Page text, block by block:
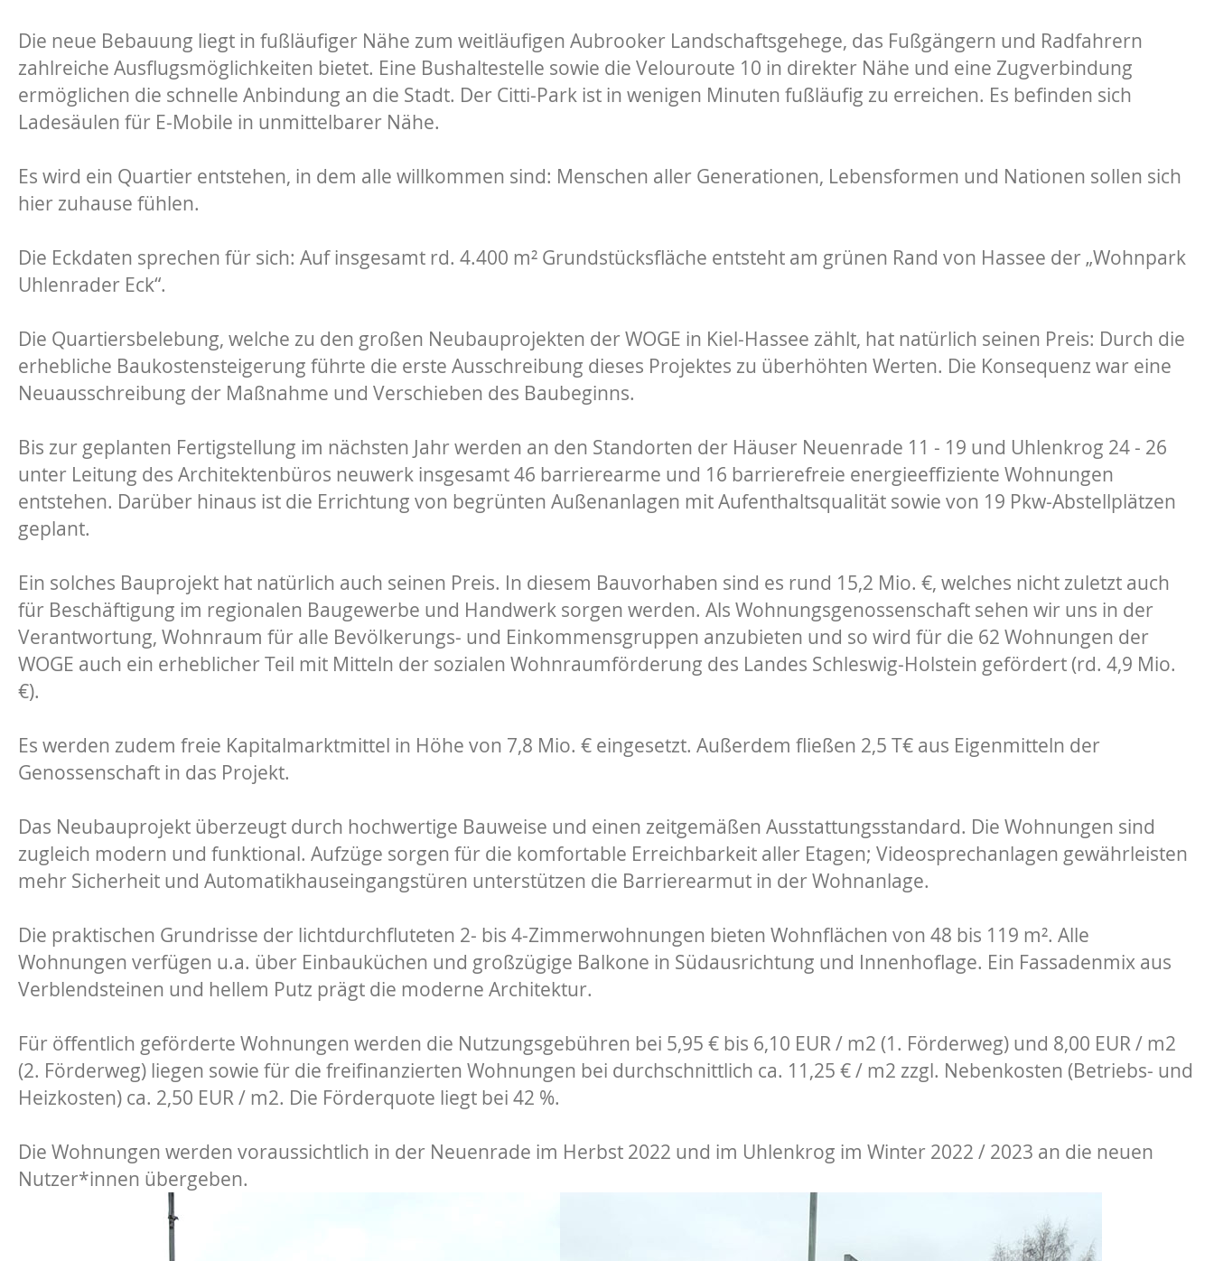
Die neue Bebauung liegt in fußläufiger Nähe zum weitläufigen Aubrooker Landschaftsgehege, das Fußgängern und Radfahrern
zahlreiche Ausflugsmöglichkeiten bietet. Eine Bushaltestelle sowie die Velouroute 10 in direkter Nähe und eine Zugverbindung
ermöglichen die schnelle Anbindung an die Stadt. Der Citti-Park ist in wenigen Minuten fußläufig zu erreichen. Es befinden sich
Ladesäulen für E-Mobile in unmittelbarer Nähe.
Es wird ein Quartier entstehen, in dem alle willkommen sind: Menschen aller Generationen, Lebensformen und Nationen sollen sich
hier zuhause fühlen.
Die Eckdaten sprechen für sich: Auf insgesamt rd. 4.400 m² Grundstücksfläche entsteht am grünen Rand von Hassee der „Wohnpark
Uhlenrader Eck“.
Die Quartiersbelebung, welche zu den großen Neubauprojekten der WOGE in Kiel-Hassee zählt, hat natürlich seinen Preis: Durch die
erhebliche Baukostensteigerung führte die erste Ausschreibung dieses Projektes zu überhöhten Werten. Die Konsequenz war eine
Neuausschreibung der Maßnahme und Verschieben des Baubeginns.
Bis zur geplanten Fertigstellung im nächsten Jahr werden an den Standorten der Häuser Neuenrade 11 - 19 und Uhlenkrog 24 - 26
unter Leitung des Architektenbüros neuwerk insgesamt 46 barrierearme und 16 barrierefreie energieeffiziente Wohnungen
entstehen. Darüber hinaus ist die Errichtung von begrünten Außenanlagen mit Aufenthaltsqualität sowie von 19 Pkw-Abstellplätzen
geplant.
Ein solches Bauprojekt hat natürlich auch seinen Preis. In diesem Bauvorhaben sind es rund 15,2 Mio. €, welches nicht zuletzt auch
für Beschäftigung im regionalen Baugewerbe und Handwerk sorgen werden. Als Wohnungsgenossenschaft sehen wir uns in der
Verantwortung, Wohnraum für alle Bevölkerungs- und Einkommensgruppen anzubieten und so wird für die 62 Wohnungen der
WOGE auch ein erheblicher Teil mit Mitteln der sozialen Wohnraumförderung des Landes Schleswig-Holstein gefördert (rd. 4,9 Mio.
€).
Es werden zudem freie Kapitalmarktmittel in Höhe von 7,8 Mio. € eingesetzt. Außerdem fließen 2,5 T€ aus Eigenmitteln der
Genossenschaft in das Projekt.
Das Neubauprojekt überzeugt durch hochwertige Bauweise und einen zeitgemäßen Ausstattungsstandard. Die Wohnungen sind
zugleich modern und funktional. Aufzüge sorgen für die komfortable Erreichbarkeit aller Etagen; Videosprechanlagen gewährleisten
mehr Sicherheit und Automatikhauseingangstüren unterstützen die Barrierearmut in der Wohnanlage.
Die praktischen Grundrisse der lichtdurchfluteten 2- bis 4-Zimmerwohnungen bieten Wohnflächen von 48 bis 119 m². Alle
Wohnungen verfügen u.a. über Einbauküchen und großzügige Balkone in Südausrichtung und Innenhoflage. Ein Fassadenmix aus
Verblendsteinen und hellem Putz prägt die moderne Architektur.
Für öffentlich geförderte Wohnungen werden die Nutzungsgebühren bei 5,95 € bis 6,10 EUR / m2 (1. Förderweg) und 8,00 EUR / m2
(2. Förderweg) liegen sowie für die freifinanzierten Wohnungen bei durchschnittlich ca. 11,25 € / m2 zzgl. Nebenkosten (Betriebs- und
Heizkosten) ca. 2,50 EUR / m2. Die Förderquote liegt bei 42 %.
Die Wohnungen werden voraussichtlich in der Neuenrade im Herbst 2022 und im Uhlenkrog im Winter 2022 / 2023 an die neuen
Nutzer*innen übergeben.